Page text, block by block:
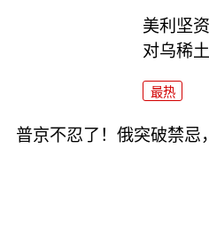
美利坚
对乌稀
最热
普京不忍了！俄突破禁忌